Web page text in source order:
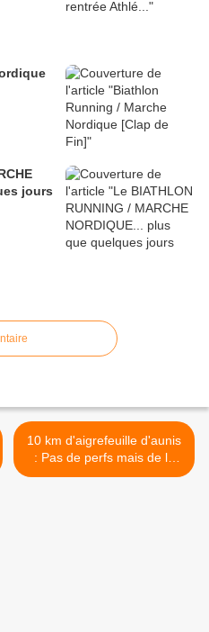
jours
10 km d'aigrefeuille d'aunis
: Pas de perfs mais de la
convivialité >